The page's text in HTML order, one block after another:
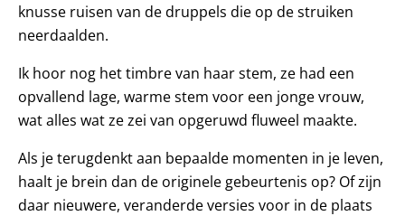
knusse ruisen van de druppels die op de struiken
neerdaalden.
Ik hoor nog het timbre van haar stem, ze had een
opvallend lage, warme stem voor een jonge vrouw,
wat alles wat ze zei van opgeruwd fluweel maakte.
Als je terugdenkt aan bepaalde momenten in je leven,
haalt je brein dan de originele gebeurtenis op? Of zijn
daar nieuwere, veranderde versies voor in de plaats